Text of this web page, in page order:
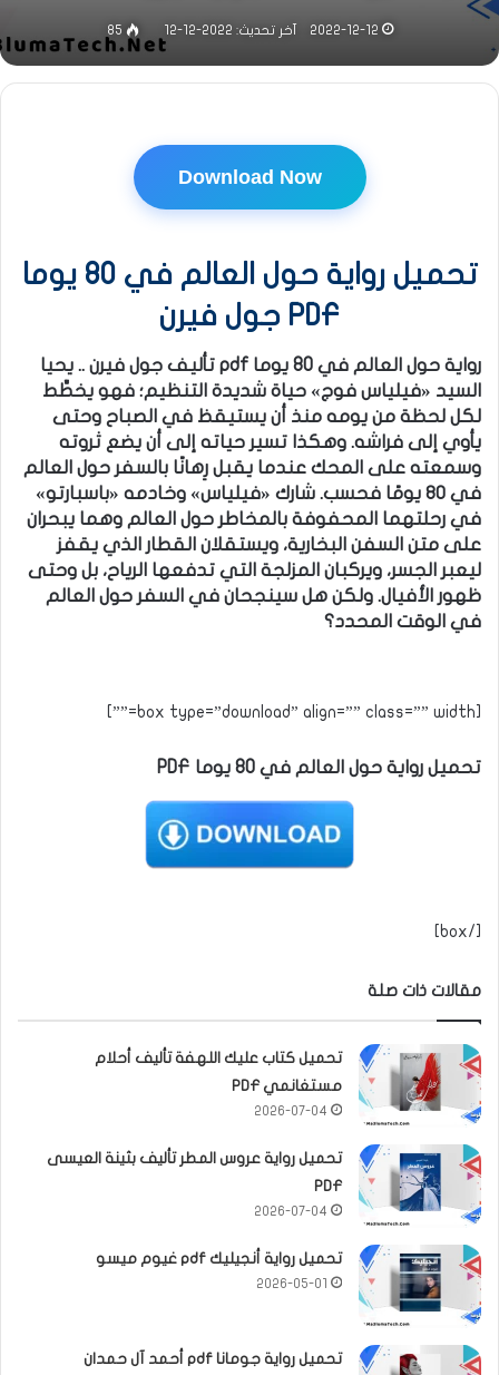
2022-12-12 آخر تحديث: 2022-12-12 85
Download Now
تحميل رواية حول العالم في 80 يوما
PDF جول فيرن
رواية حول العالم في 80 يوما pdf تأليف جول فيرن .. يحيا
السيد «فيلياس فوج» حياة شديدة التنظيم؛ فهو يخطِّط
لكل لحظة من يومه منذ أن يستيقظ في الصباح وحتى
يأوي إلى فراشه. وهكذا تسير حياته إلى أن يضع ثروته
وسمعته على المحك عندما يقبل رِهانًا بالسفر حول العالم
في ٨٠ يومًا فحسب. شارك «فيلياس» وخادمه «باسبارتو»
في رحلتهما المحفوفة بالمخاطر حول العالم وهما يبحران
على متن السفن البخارية، ويستقلان القطار الذي يقفز
ليعبر الجسر، ويركبان المزلجة التي تدفعها الرياح، بل وحتى
ظهور الأفيال. ولكن هل سينجحان في السفر حول العالم
في الوقت المحدد؟
[box type=”download” align=”” class=”” width=””]
تحميل رواية حول العالم في 80 يوما PDF
[/box]
مقالات ذات صلة
تحميل كتاب عليك اللهفة تأليف أحلام
مستغانمي PDF
2026-07-04
تحميل رواية عروس المطر تأليف بثينة العيسى
PDF
2026-07-04
تحميل رواية أنجيليك pdf غيوم ميسو
2026-05-01
تحميل رواية جومانا pdf أحمد آل حمدان